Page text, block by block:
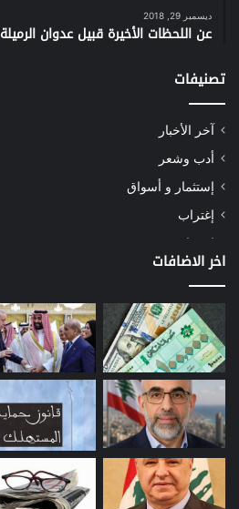
ديسمبر 29, 2018
عن اللحظات الأخيرة قبيل عدوان الرميلة 1989
تصنيفات
آخر الأخبار
أدب وشعر
إستثمار و أسواق
إغتراب
إقتصاد
إعمار
بيئة
دراسة
طاقة
مصارف
معادن
موازنة
نفط
اخر الاضافات